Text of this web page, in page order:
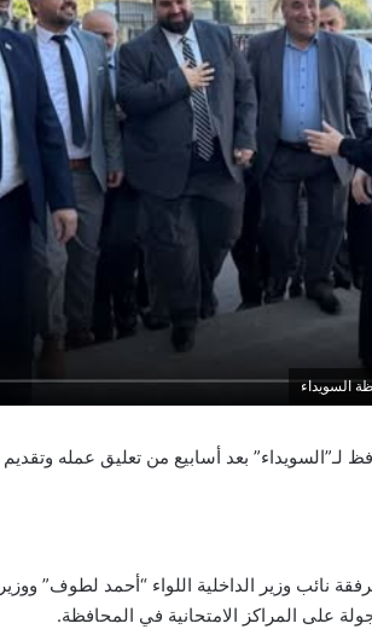
السويداء
بعد أسابيع من تعليق عمله وتقديم
نائب وزير الداخلية اللواء “أحمد لطوف”
على المراكز الامتحانية في المحافظة.